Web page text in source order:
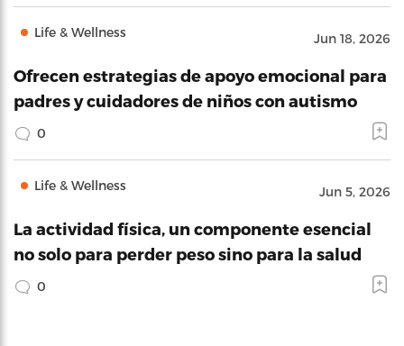
Life & Wellness Jun 18, 2026
Ofrecen estrategias de apoyo emocional para
padres y cuidadores de niños con autismo
0
Life & Wellness Jun 5, 2026
La actividad física, un componente esencial
no solo para perder peso sino para la salud
0